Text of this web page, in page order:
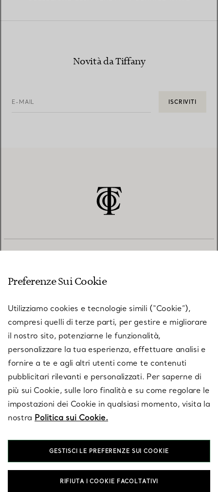
Novità da Tiffany
E-MAIL ISCRIVITI
SU TIFFANY & CO.
LEGALE
SEGUICI
Preferenze Sui Cookie
Utilizziamo cookies e tecnologie simili (“Cookie”),
compresi quelli di terze parti, per gestire e migliorare
il nostro sito, potenziarne le funzionalità,
personalizzare la tua esperienza, effettuare analisi e
fornire a te e agli altri utenti come te contenuti
pubblicitari rilevanti e personalizzati. Per saperne di
più sui Cookie, sulle loro finalità e su come regolare le
impostazioni dei Cookie in qualsiasi momento, visita la
nostra Politica sui Cookie.
GESTISCI LE PREFERENZE SUI COOKIE
RIFIUTA I COOKIE FACOLTATIVI